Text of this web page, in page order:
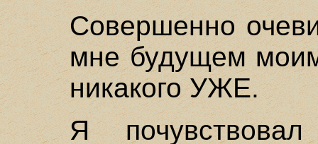
Совершенно
мне будущем
никакого УЖЕ.
Я